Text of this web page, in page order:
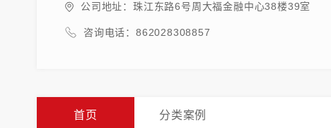
公司地址：珠江东路6号周大福金融中心38楼39室
咨询电话：862028308857
首页 分类案例